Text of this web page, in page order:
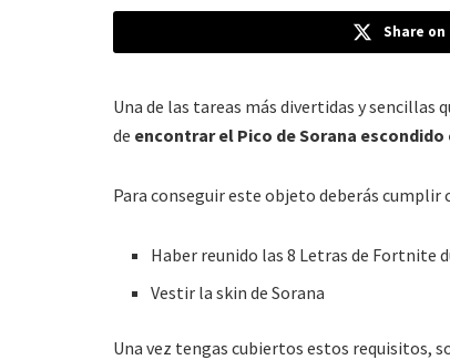
Share
Una de las tareas más divertidas y
de encontrar el Pico de Sorana escondido
Para conseguir este objeto deberás cumplir
Haber reunido las 8 Letras de Fortnite
Vestir la skin de Sorana
Una vez tengas cubiertos estos requisitos,